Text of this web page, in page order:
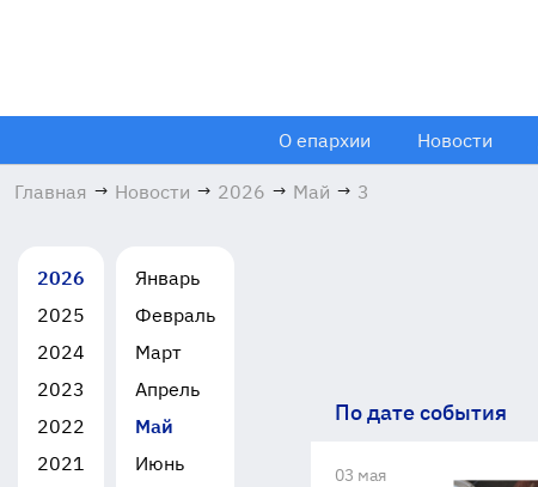
О епархии Новости
Главная → Новости → 2026 → Май → 3
2026
2025
2024
2023
2022
2021
Январь
Февраль
Март
Апрель
Май
Июнь
По дате события
03 мая